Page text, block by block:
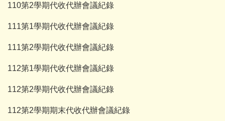
110第2學期代收代辦會議紀錄
111第1學期代收代辦會議紀錄
111第2學期代收代辦會議紀錄
112第1學期代收代辦會議紀錄
112第2學期代收代辦會議紀錄
112第2學期期末代收代辦會議紀錄